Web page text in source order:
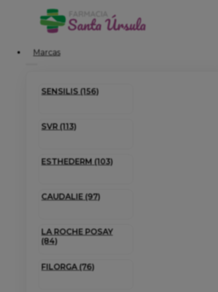
Marcas
SENSILIS (156)
SVR (113)
ESTHEDERM (103)
CAUDALIE (97)
LA ROCHE POSAY
(84)
FILORGA (76)